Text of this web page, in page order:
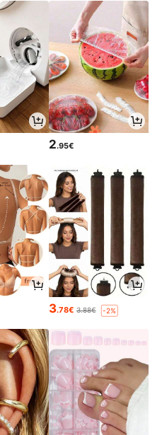
2.95€
3.78€ 3.88€ -2%